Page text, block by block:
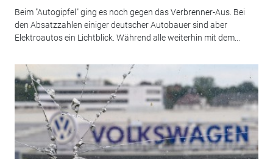
Beim "Autogipfel" ging es noch gegen das Verbrenner-Aus. Bei
den Absatzzahlen einiger deutscher Autobauer sind aber
Elektroautos ein Lichtblick. Während alle weiterhin mit dem...